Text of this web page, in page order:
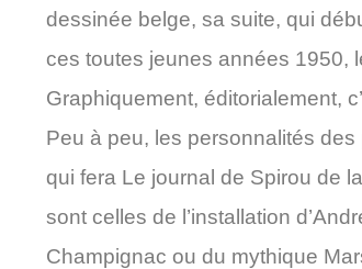
dessinée belge, sa suite, qui
ces toutes jeunes années 1950,
Graphiquement, éditorialement,
Peu à peu, les personnalités
qui fera Le journal de Spirou de
sont celles de l’installation
Champignac ou du mythique